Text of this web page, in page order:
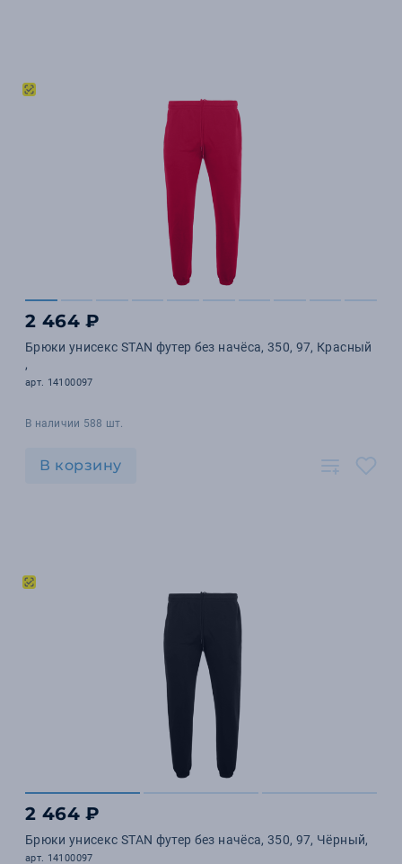
2 464 ₽
Брюки унисекс STAN футер без начёса, 350, 97, Красный
,
арт. 14100097
В наличии 588 шт.
В корзину
2 464 ₽
Брюки унисекс STAN футер без начёса, 350, 97, Чёрный,
арт. 14100097